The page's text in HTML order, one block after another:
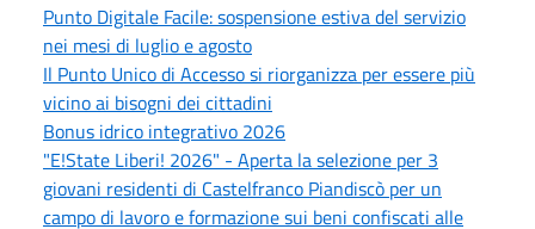
Punto Digitale Facile: sospensione estiva del servizio
nei mesi di luglio e agosto
Il Punto Unico di Accesso si riorganizza per essere più
vicino ai bisogni dei cittadini
Bonus idrico integrativo 2026
"E!State Liberi! 2026" - Aperta la selezione per 3
giovani residenti di Castelfranco Piandiscò per un
campo di lavoro e formazione sui beni confiscati alle